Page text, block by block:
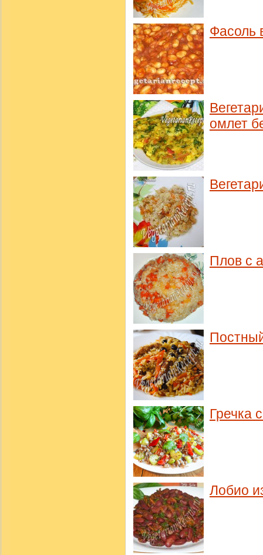
Фасоль
омлет
Плов с
Гречка
Лобио